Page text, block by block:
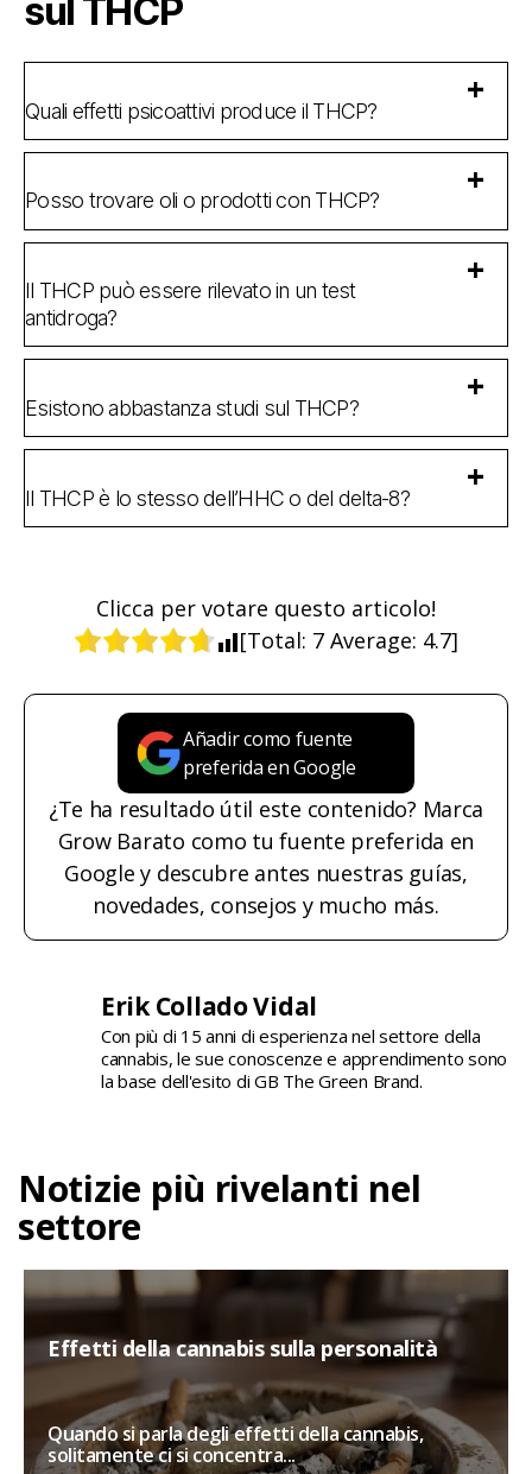
sul THCP
Quali effetti psicoattivi produce il THCP?
Posso trovare oli o prodotti con THCP?
Il THCP può essere rilevato in un test
antidroga?
Esistono abbastanza studi sul THCP?
Il THCP è lo stesso dell’HHC o del delta-8?
Clicca per votare questo articolo!
[Total: 7 Average: 4.7]
Añadir como fuente
preferida en Google
¿Te ha resultado útil este contenido? Marca
Grow Barato como tu fuente preferida en
Google y descubre antes nuestras guías,
novedades, consejos y mucho más.
Erik Collado Vidal
Con più di 15 anni di esperienza nel settore della
cannabis, le sue conoscenze e apprendimento sono
la base dell'esito di GB The Green Brand.
Notizie più rivelanti nel
settore
Effetti della cannabis sulla personalità
Quando si parla degli effetti della cannabis,
solitamente ci si concentra...